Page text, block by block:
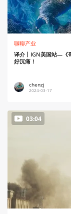
聊聊产业
译介丨IGN美国站—《
好沉痛！
chenzj
2024-03-17
03:04